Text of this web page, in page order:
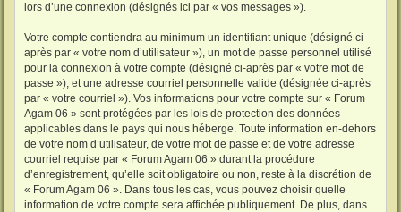
lors d’une connexion (désignés ici par « vos messages »).
Votre compte contiendra au minimum un identifiant unique (désigné ci-
après par « votre nom d’utilisateur »), un mot de passe personnel utilisé
pour la connexion à votre compte (désigné ci-après par « votre mot de
passe »), et une adresse courriel personnelle valide (désignée ci-après
par « votre courriel »). Vos informations pour votre compte sur « Forum
Agam 06 » sont protégées par les lois de protection des données
applicables dans le pays qui nous héberge. Toute information en-dehors
de votre nom d’utilisateur, de votre mot de passe et de votre adresse
courriel requise par « Forum Agam 06 » durant la procédure
d’enregistrement, qu’elle soit obligatoire ou non, reste à la discrétion de
« Forum Agam 06 ». Dans tous les cas, vous pouvez choisir quelle
information de votre compte sera affichée publiquement. De plus, dans